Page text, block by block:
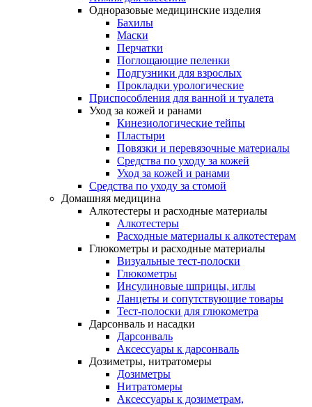
Одноразовые медицинские изделия
Бахилы
Маски
Перчатки
Поглощающие пеленки
Подгузники для взрослых
Прокладки урологические
Приспособления для ванной и туалета
Уход за кожей и ранами
Кинезиологические тейпы
Пластыри
Повязки и перевязочные материалы
Средства по уходу за кожей
Уход за кожей и ранами
Средства по уходу за стомой
Домашняя медицина
Алкотестеры и расходные материалы
Алкотестеры
Расходные материалы к алкотестерам
Глюкометры и расходные материалы
Визуальные тест-полоски
Глюкометры
Инсулиновые шприцы, иглы
Ланцеты и сопутствующие товары
Тест-полоски для глюкометра
Дарсонваль и насадки
Дарсонваль
Аксессуары к дарсонваль
Дозиметры, нитратомеры
Дозиметры
Нитратомеры
Аксессуары к дозиметрам,